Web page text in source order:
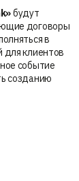
будут
договоры
в
для клиентов
событие
созданию